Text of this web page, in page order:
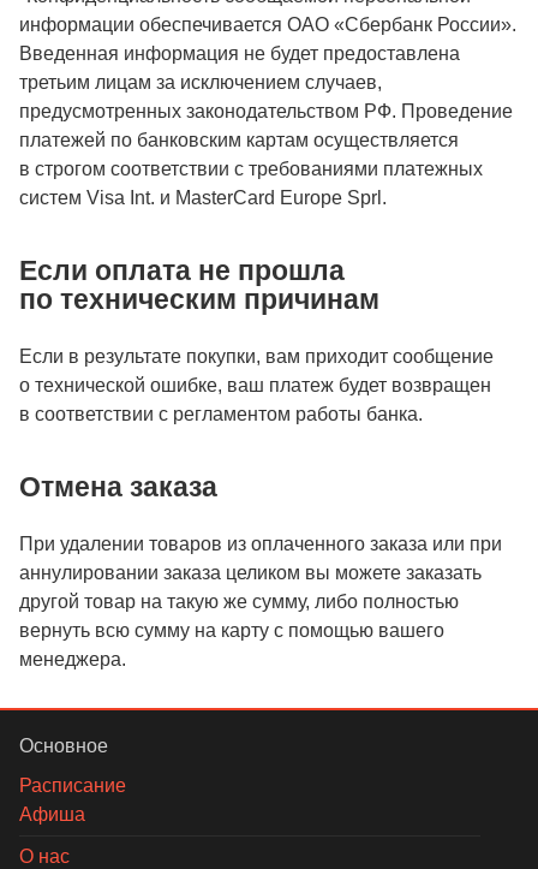
информации обеспечивается ОАО «Сбербанк России».
Введенная информация не будет предоставлена
третьим лицам за исключением случаев,
предусмотренных законодательством РФ. Проведение
платежей по банковским картам осуществляется
в строгом соответствии с требованиями платежных
систем Visa Int. и MasterCard Europe Sprl.
Если оплата не прошла
по техническим причинам
Если в результате покупки, вам приходит сообщение
о технической ошибке, ваш платеж будет возвращен
в соответствии с регламентом работы банка.
Отмена заказа
При удалении товаров из оплаченного заказа или при
аннулировании заказа целиком вы можете заказать
другой товар на такую же сумму, либо полностью
вернуть всю сумму на карту с помощью вашего
менеджера.
Основное
Расписание
Афиша
О нас